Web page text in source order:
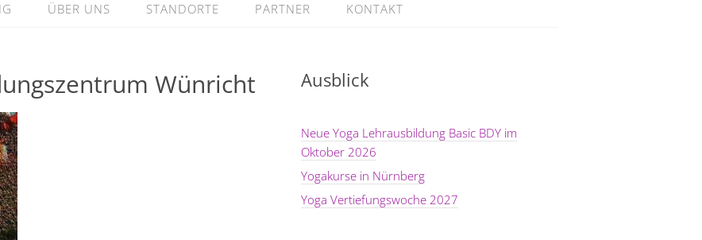
ÜBER UNS STANDORTE PARTNER KONTAKT
Wünricht Ausblick
Neue Yoga Lehrausbildung Basic BDY im
Oktober 2026
Yogakurse in Nürnberg
Yoga Vertiefungswoche 2027